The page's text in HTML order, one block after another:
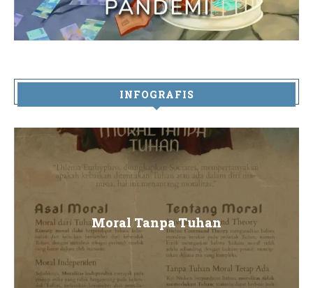
INFOGRAFIS
Moral Tanpa Tuhan